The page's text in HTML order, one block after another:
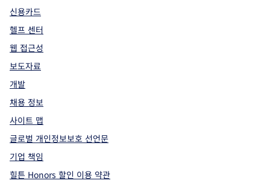
신용카드
헬프 센터
웹 접근성
보도자료
개발
채용 정보
사이트 맵
글로벌 개인정보보호 선언문
기업 책임
힐튼 Honors 할인 이용 약관